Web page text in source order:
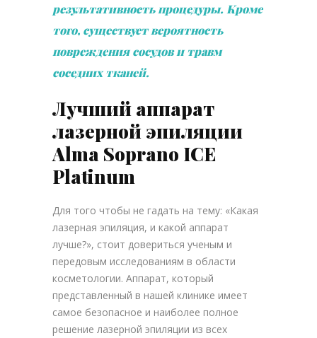
результативность процедуры. Кроме
того, существует вероятность
повреждения сосудов и травм
соседних тканей.
Лучший аппарат
лазерной эпиляции
Alma Soprano ICE
Platinum
Для того чтобы не гадать на тему: «Какая
лазерная эпиляция, и какой аппарат
лучше?», стоит довериться ученым и
передовым исследованиям в области
косметологии. Аппарат, который
представленный в нашей клинике имеет
самое безопасное и наиболее полное
решение лазерной эпиляции из всех